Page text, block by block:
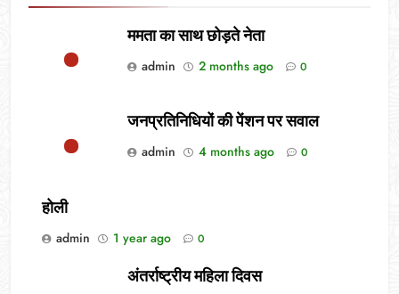
ममता का साथ छोड़ते नेता
admin
2 months ago 0
जनप्रतिनिधियों की पेंशन पर सवाल
admin
4 months ago 0
होली
admin
1 year ago 0
अंतर्राष्ट्रीय महिला दिवस